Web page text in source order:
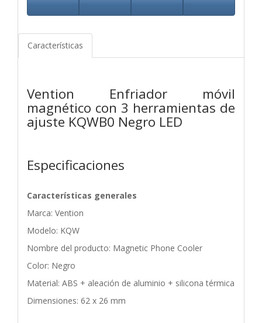
Características
Vention Enfriador móvil
magnético con 3 herramientas de
ajuste KQWB0 Negro LED
Especificaciones
Características generales
Marca: Vention
Modelo: KQW
Nombre del producto: Magnetic Phone Cooler
Color: Negro
Material: ABS + aleación de aluminio + silicona térmica
Dimensiones: 62 x 26 mm